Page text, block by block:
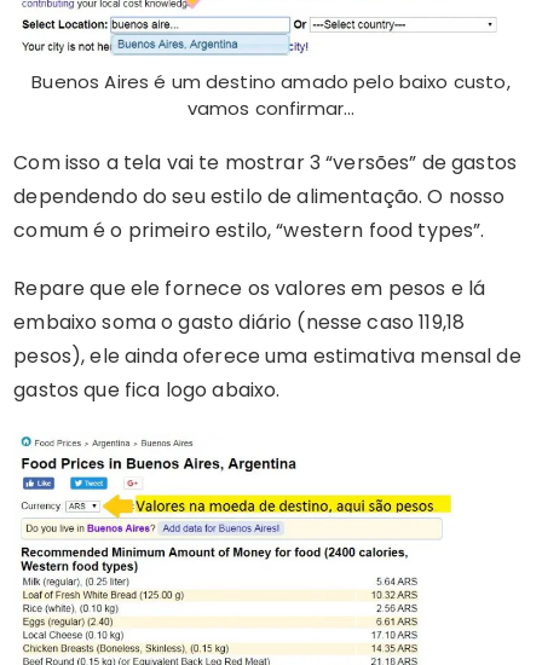
Buenos Aires é um destino amado pelo baixo custo,
vamos confirmar…
Com isso a tela vai te mostrar 3 “versões” de gastos
dependendo do seu estilo de alimentação. O nosso
comum é o primeiro estilo, “western food types”.
Repare que ele fornece os valores em pesos e lá
embaixo soma o gasto diário (nesse caso 119,18
pesos), ele ainda oferece uma estimativa mensal de
gastos que fica logo abaixo.